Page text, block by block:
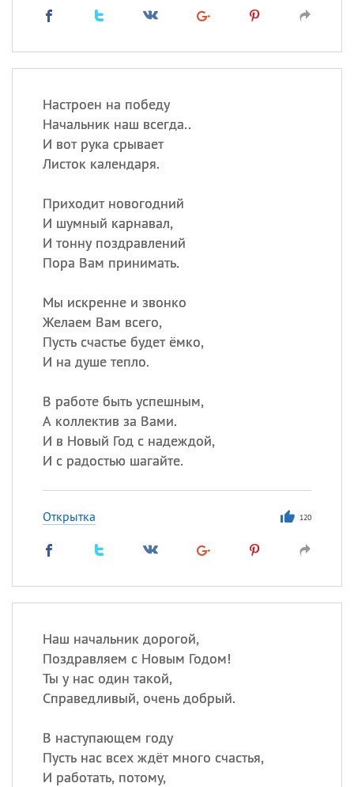
Настроен на победу
Начальник наш всегда..
И вот рука срывает
Листок календаря.
Приходит новогодний
И шумный карнавал,
И тонну поздравлений
Пора Вам принимать.
Мы искренне и звонко
Желаем Вам всего,
Пусть счастье будет ёмко,
И на душе тепло.
В работе быть успешным,
А коллектив за Вами.
И в Новый Год с надеждой,
И с радостью шагайте.
Открытка 120
Наш начальник дорогой,
Поздравляем с Новым Годом!
Ты у нас один такой,
Справедливый, очень добрый.
В наступающем году
Пусть нас всех ждёт много счастья,
И работать, потому,